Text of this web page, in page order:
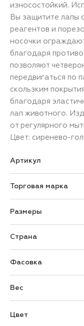
износостойкий.
Вы защитите лапы
реагентов и
носочки
благодаря
позволяют
передвигаться по
скользким
благодаря
лап животного.
от регулярного
Цвет: сиренево-
Артикул
Торговая марка
Размеры
Страна
Фасовка
Вес
Цвет